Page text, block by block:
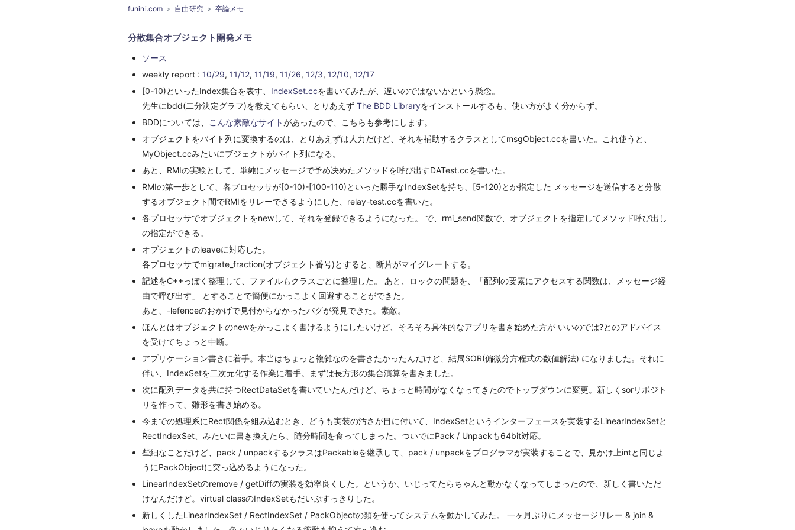
funini.com 自由研究 卒論メモ
分散集合オブジェクト開発メモ
ソース
weekly report : 10/29, 11/12, 11/19, 11/26, 12/3, 12/10, 12/17
[0-10)といったIndex集合を表す、 IndexSet.ccを書いてみたが、遅いのではないかという懸念。
先生にbdd(二分決定グラフ)を教えてもらい、とりあえず The BDD Libraryをインストールするも、使い方がよく分からず。
BDDについては、
こんな素敵なサイトがあったので、こちらも参考にします。
オブジェクトをバイト列に変換するのは、とりあえずは人力だけど、それを補助するクラスとしてmsgObject.ccを書いた。これ使うと、
MyObject.ccみたいにブジェクトがバイト列になる。
あと、RMIの実験として、単純にメッセージで予め决めたメソッドを呼び出すDATest.ccを書いた。
RMIの第一歩として、各プロセッサが[0-10)-[100-110)といった勝手なIndexSetを持ち、[5-120)とか指定した メッセージを送信すると分散
するオブジェクト間でRMIをリレーできるようにした、relay-test.ccを書いた。
各プロセッサでオブジェクトをnewして、それを登録できるようになった。 で、rmi_send関数で、オブジェクトを指定してメソッド呼び出し
の指定ができる。
オブジェクトのleaveに対応した。
各プロセッサでmigrate_fraction(オブジェクト番号)とすると、断片がマイグレートする。
記述をC++っぽく整理して、ファイルもクラスごとに整理した。 あと、ロックの問題を、「配列の要素にアクセスする関数は、メッセージ経
由で呼び出す」 とすることで簡便にかっこよく回避することができた。
あと、-lefenceのおかげで見付からなかったバグが発見できた。素敵。
ほんとはオブジェクトのnewをかっこよく書けるようにしたいけど、そろそろ具体的なアプリを書き始めた方が いいのでは?とのアドバイス
を受けてちょっと中断。
アプリケーション書きに着手。本当はちょっと複雑なのを書きたかったんだけど、結局SOR(偏微分方程式の数値解法) になりました。それに
伴い、IndexSetを二次元化する作業に着手。まずは長方形の集合演算を書きました。
次に配列データを共に持つRectDataSetを書いていたんだけど、ちょっと時間がなくなってきたのでトップダウンに変更。新しくsorリポジト
リを作って、雛形を書き始める。
今までの処理系にRect関係を組み込むとき、どうも実装の汚さが目に付いて、IndexSetというインターフェースを実装するLinearIndexSetと
RectIndexSet、みたいに書き換えたら、随分時間を食ってしまった。ついでにPack / Unpackも64bit対応。
些細なことだけど、pack / unpackするクラスはPackableを継承して、pack / unpackをプログラマが実装することで、見かけ上intと同じよ
うにPackObjectに突っ込めるようになった。
LinearIndexSetのremove / getDiffの実装を効率良くした。というか、いじってたらちゃんと動かなくなってしまったので、新しく書いただ
けなんだけど。virtual classのIndexSetもだいぶすっきりした。
新しくしたLinearIndexSet / RectIndexSet / PackObjectの類を使ってシステムを動かしてみた。 一ヶ月ぶりにメッセージリレー & join &